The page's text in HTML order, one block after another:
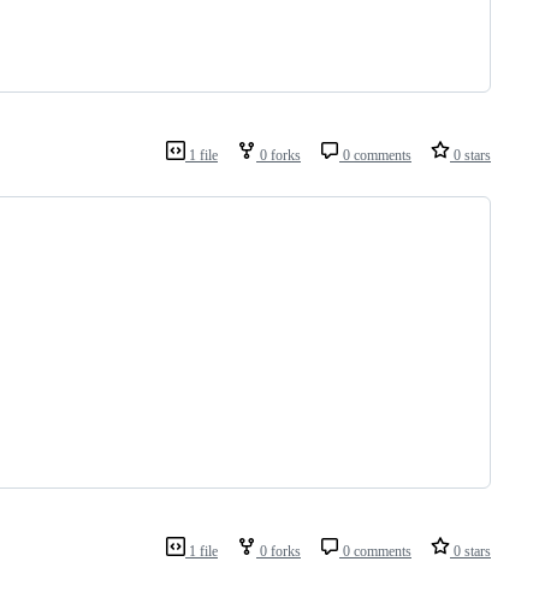
1 file 0 forks 0 comments 0 stars
1 file 0 forks 0 comments 0 stars